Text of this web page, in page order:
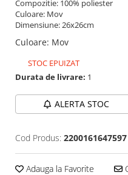
Compozitie: 100% poliester
Culoare: Mov
Dimensiune: 26x26cm
Culoare: Mov
STOC EPUIZAT
Durata de livrare: 1
ALERTA STOC
Cod Produs: 2200161647597
Adauga la Favorite